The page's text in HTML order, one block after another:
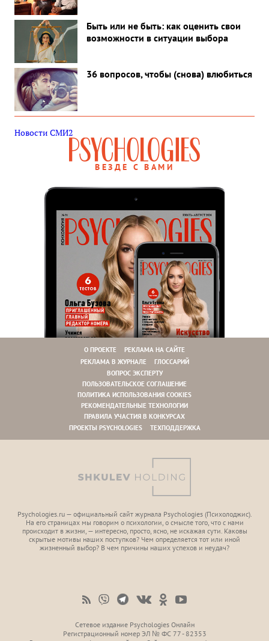
Быть или не быть: как оценить свои
возможности в ситуации выбора
36 вопросов, чтобы (снова) влюбиться
Новости СМИ2
ВЕЗДЕ С ВАМИ
О ПРОЕКТЕ
РЕКЛАМА НА САЙТЕ
РЕКЛАМА В ЖУРНАЛЕ
ГЛОССАРИЙ
ВОПРОС ЭКСПЕРТУ
ПОЛЬЗОВАТЕЛЬСКОЕ СОГЛАШЕНИЕ
ПОЛИТИКА ИСПОЛЬЗОВАНИЯ COOKIES
РЕКОМЕНДАТЕЛЬНЫЕ ТЕХНОЛОГИИ
ПРАВИЛА УЧАСТИЯ В КОНКУРСАХ
ПРОЕКТЫ PSYCHOLOGIES
ТЕХПОДДЕРЖКА
Psychologies.ru — официальный сайт журнала Psychologies (Психoлоджиc).
На его страницах мы говорим о психологии, о смысле того, что с нами
происходит в жизни, — интересно, просто, ясно, не искажая сути. Каковы
скрытые мотивы наших поступков? Чем определяется тот или иной
жизненный выбор? В чем причины наших успехов и неудач?
Сетевое издание Psychologies Онлайн
Регистрационный номер ЭЛ № ФС 77 - 82353